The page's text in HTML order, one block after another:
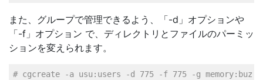
また、グループで管理できるよう、「-d」オプションや
「-f」オプション で、ディレクトリとファイルのパーミッ
ションを変えられます。
# cgcreate -a usu:users -d 775 -f 775 -g